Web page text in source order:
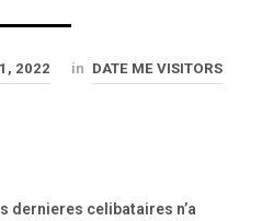
2022 in DATE ME VISITORS
dernieres celibataires n’a